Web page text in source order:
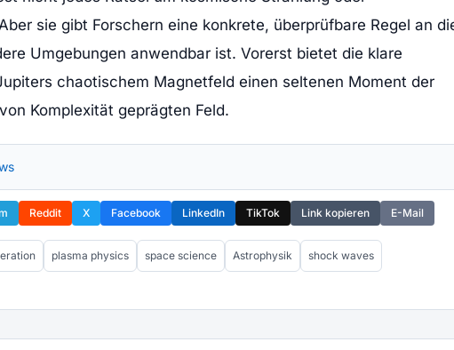
sie gibt Forschern eine konkrete, überprüfbare Regel an
Umgebungen anwendbar ist. Vorerst bietet die klare
chaotischem Magnetfeld einen seltenen Moment der
Komplexität geprägten Feld.
Reddit X Facebook LinkedIn TikTok Link kopieren E-Mail
plasma physics space science Astrophysik shock waves